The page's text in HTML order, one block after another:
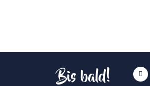
Bis bald!